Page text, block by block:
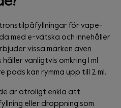
för vape-
med e-vätska och innehåller
vissa märken även
håller vanligtvis omkring 1 ml
pods kan rymma upp till 2 ml.
är otroligt enkla att
eller droppning som